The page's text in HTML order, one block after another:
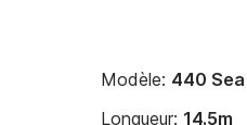
Modèle: 440
Longueur: 14.5m